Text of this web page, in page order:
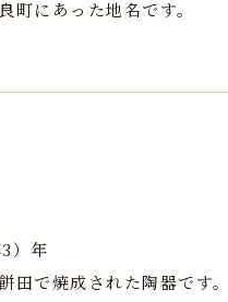
町にあった地名です。
）年
田で焼成された陶器です。